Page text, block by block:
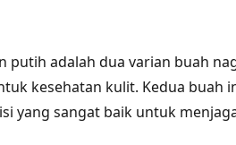
putih adalah dua varian buah
kesehatan kulit. Kedua buah
yang sangat baik untuk